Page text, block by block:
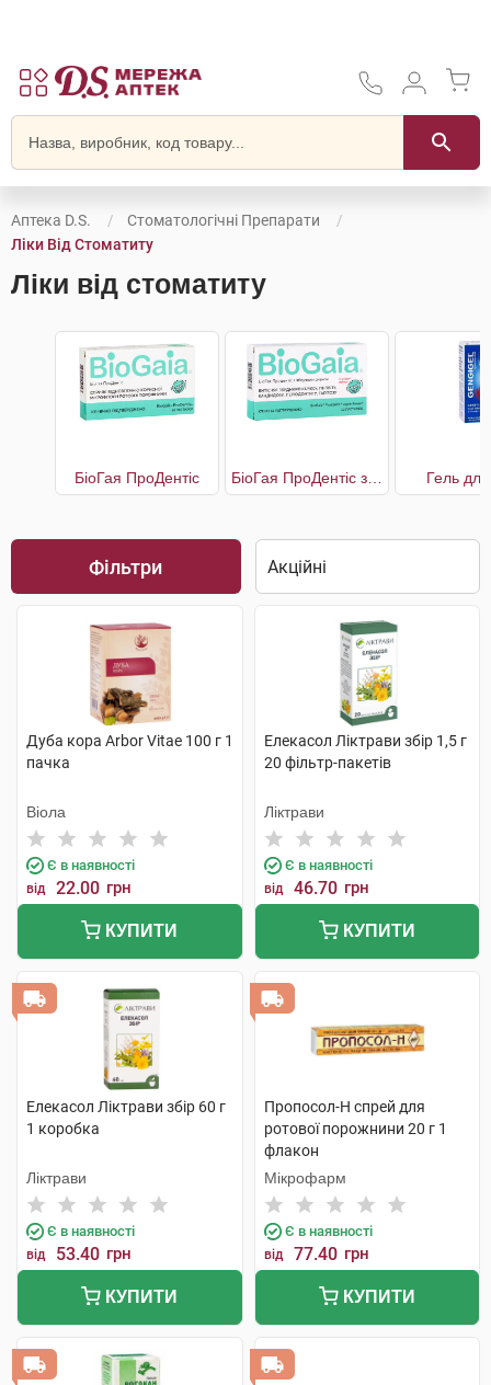
Аптека D.S.
Стоматологічні Препарати
Ліки Від Стоматиту
Ліки від стоматиту
БіоГая ПроДентіс Гель
Фільтри
Дуба кора Arbor Vitae 100 г 1
пачка
Віола
Є в наявності
від 22.00 грн
КУПИТИ
Елекасол Ліктрави збір 1,5 г
20 фільтр-пакетів
Ліктрави
Є в наявності
від 46.70 грн
КУПИТИ
Елекасол Ліктрави збір 60 г
1 коробка
Ліктрави
Є в наявності
від 53.40 грн
КУПИТИ
Пропосол-Н спрей для
ротової порожнини 20 г 1
флакон
Мікрофарм
Є в наявності
від 77.40 грн
КУПИТИ